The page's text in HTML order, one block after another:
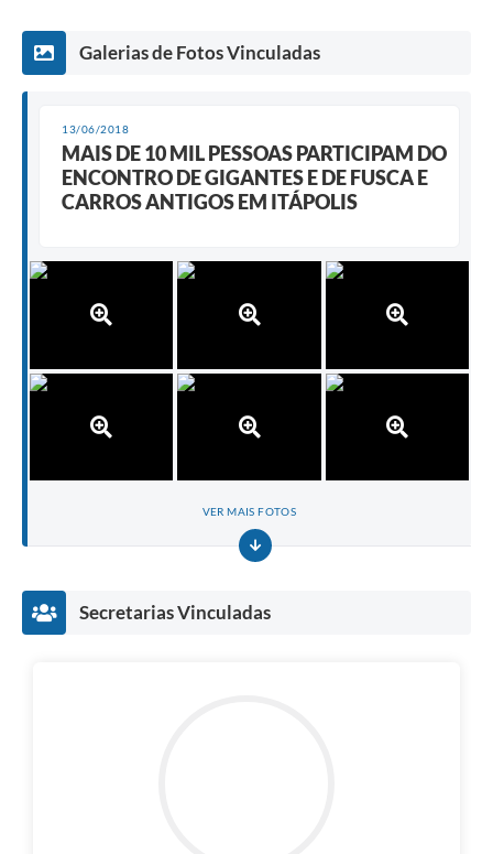
Galerias de Fotos Vinculadas
13/06/2018
MAIS DE 10 MIL PESSOAS PARTICIPAM DO
ENCONTRO DE GIGANTES E DE FUSCA E
CARROS ANTIGOS EM ITÁPOLIS
VER MAIS FOTOS
Secretarias Vinculadas